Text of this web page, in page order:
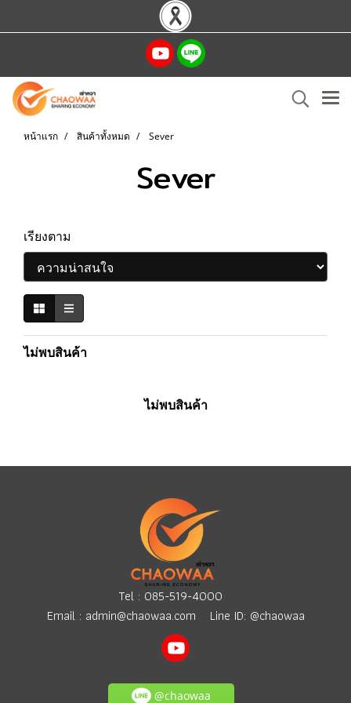
หน้าแรก สินค้าทั้งหมด Sever
Sever
เรียงตาม
ไม่พบสินค้า
ไม่พบสินค้า
Tel : 085-519-4000
Email : admin@chaowaa.com Line ID: @chaowaa
@chaowaa